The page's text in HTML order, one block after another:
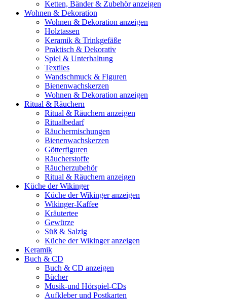
Ketten, Bänder & Zubehör anzeigen
Wohnen & Dekoration
Wohnen & Dekoration anzeigen
Holztassen
Keramik & Trinkgefäße
Praktisch & Dekorativ
Spiel & Unterhaltung
Textiles
Wandschmuck & Figuren
Bienenwachskerzen
Wohnen & Dekoration anzeigen
Ritual & Räuchern
Ritual & Räuchern anzeigen
Ritualbedarf
Räuchermischungen
Bienenwachskerzen
Götterfiguren
Räucherstoffe
Räucherzubehör
Ritual & Räuchern anzeigen
Küche der Wikinger
Küche der Wikinger anzeigen
Wikinger-Kaffee
Kräutertee
Gewürze
Süß & Salzig
Küche der Wikinger anzeigen
Keramik
Buch & CD
Buch & CD anzeigen
Bücher
Musik-und Hörspiel-CDs
Aufkleber und Postkarten